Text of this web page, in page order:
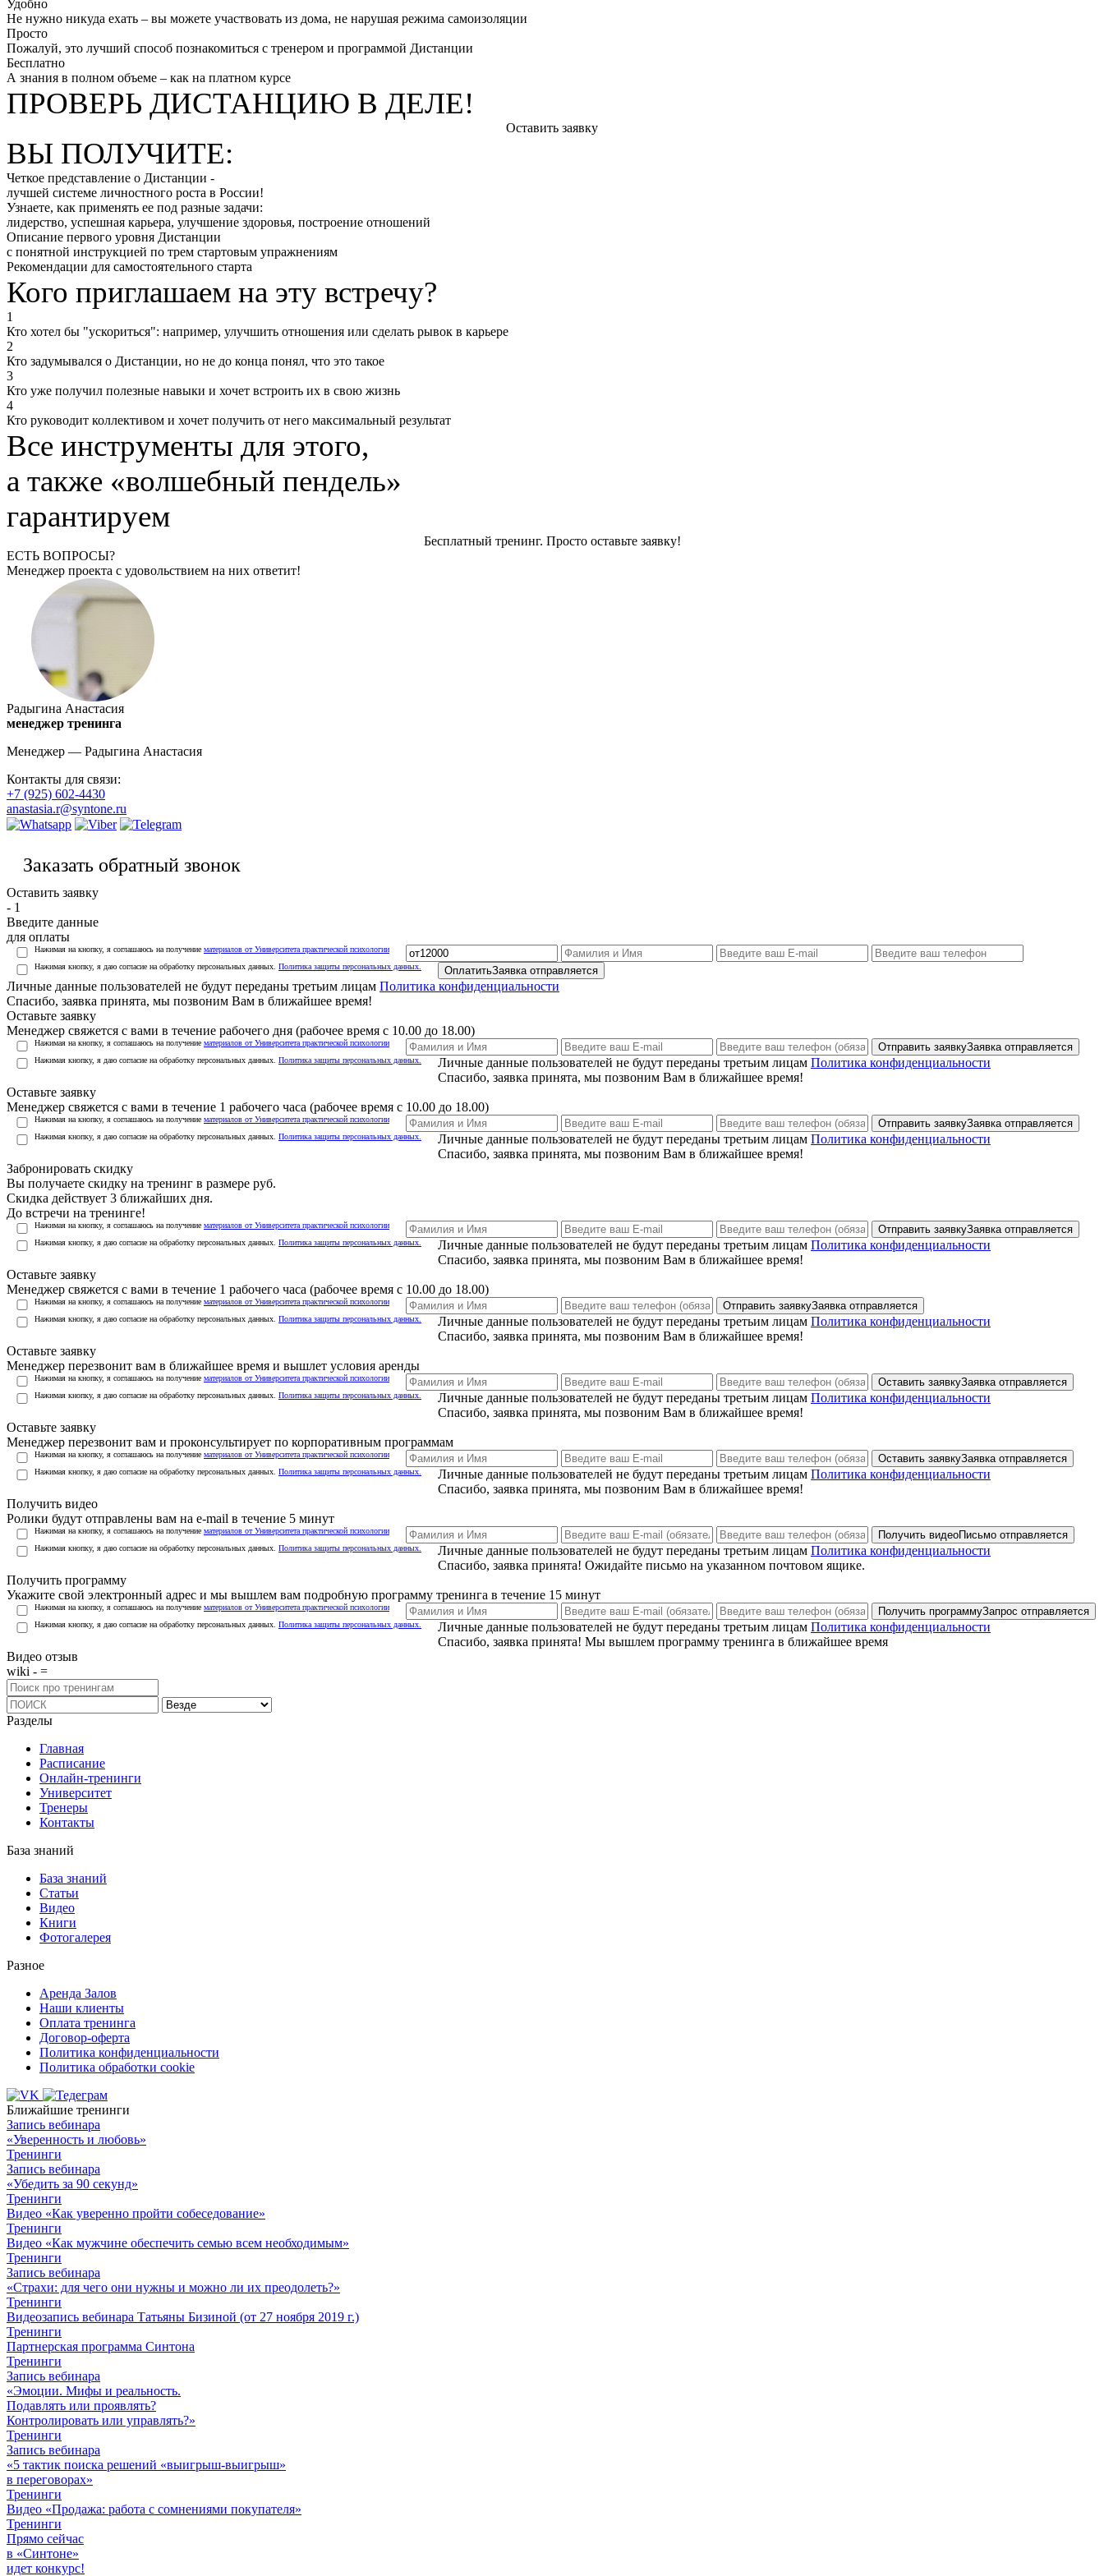
Удобно
Не нужно никуда ехать – вы можете участвовать из дома, не нарушая режима самоизоляции
Просто
Пожалуй, это лучший способ познакомиться с тренером и программой Дистанции
Бесплатно
А знания в полном объеме – как на платном курсе
ПРОВЕРЬ ДИСТАНЦИЮ В ДЕЛЕ!
Оставить заявку
ВЫ ПОЛУЧИТЕ:
Четкое представление о Дистанции -
лучшей системе личностного роста в России!
Узнаете, как применять ее под разные задачи:
лидерство, успешная карьера, улучшение здоровья, построение отношений
Описание первого уровня Дистанции
с понятной инструкцией по трем стартовым упражнениям
Рекомендации для самостоятельного старта
Кого приглашаем на эту встречу?
1
Кто хотел бы "ускориться": например, улучшить отношения или сделать рывок в карьере
2
Кто задумывался о Дистанции, но не до конца понял, что это такое
3
Кто уже получил полезные навыки и хочет встроить их в свою жизнь
4
Кто руководит коллективом и хочет получить от него максимальный результат
Все инструменты для этого,
а также «волшебный пендель»
гарантируем
Бесплатный тренинг. Просто оставьте заявку!
ЕСТЬ ВОПРОСЫ?
Менеджер проекта с удовольствием на них ответит!
Радыгина Анастасия
менеджер тренинга
Менеджер — Радыгина Анастасия
Контакты для связи:
+7 (925) 602-4430
anastasia.r@syntone.ru
Заказать обратный звонок
Оставить заявку
- 1
Введите данные
для оплаты
Нажимая на кнопку, я соглашаюсь на получение материалов от Университета практической психологии
Нажимая кнопку, я даю согласие на обработку персональных данных. Политика защиты персональных данных. ОплатитьЗаявка отправляется
Личные данные пользователей не будут переданы третьим лицам Политика конфиденциальности
Спасибо, заявка принята, мы позвоним Вам в ближайшее время!
Оставьте заявку
Менеджер свяжется с вами в течение рабочего дня (рабочее время с 10.00 до 18.00)
Нажимая на кнопку, я соглашаюсь на получение материалов от Университета практической психологии
Нажимая кнопку, я даю согласие на обработку персональных данных. Политика защиты персональных данных.
Отправить заявкуЗаявка отправляется
Личные данные пользователей не будут переданы третьим лицам Политика конфиденциальности
Спасибо, заявка принята, мы позвоним Вам в ближайшее время!
Оставьте заявку
Менеджер свяжется с вами в течение 1 рабочего часа (рабочее время с 10.00 до 18.00)
Нажимая на кнопку, я соглашаюсь на получение материалов от Университета практической психологии
Нажимая кнопку, я даю согласие на обработку персональных данных. Политика защиты персональных данных.
Отправить заявкуЗаявка отправляется
Личные данные пользователей не будут переданы третьим лицам Политика конфиденциальности
Спасибо, заявка принята, мы позвоним Вам в ближайшее время!
Забронировать скидку
Вы получаете скидку на тренинг в размере руб.
Скидка действует 3 ближайших дня.
До встречи на тренинге!
Нажимая на кнопку, я соглашаюсь на получение материалов от Университета практической психологии
Нажимая кнопку, я даю согласие на обработку персональных данных. Политика защиты персональных данных.
Отправить заявкуЗаявка отправляется
Личные данные пользователей не будут переданы третьим лицам Политика конфиденциальности
Спасибо, заявка принята, мы позвоним Вам в ближайшее время!
Оставьте заявку
Менеджер свяжется с вами в течение 1 рабочего часа (рабочее время с 10.00 до 18.00)
Нажимая на кнопку, я соглашаюсь на получение материалов от Университета практической психологии
Нажимая кнопку, я даю согласие на обработку персональных данных. Политика защиты персональных данных.
Отправить заявкуЗаявка отправляется
Личные данные пользователей не будут переданы третьим лицам Политика конфиденциальности
Спасибо, заявка принята, мы позвоним Вам в ближайшее время!
Оставьте заявку
Менеджер перезвонит вам в ближайшее время и вышлет условия аренды
Нажимая на кнопку, я соглашаюсь на получение материалов от Университета практической психологии
Нажимая кнопку, я даю согласие на обработку персональных данных. Политика защиты персональных данных.
Оставить заявкуЗаявка отправляется
Личные данные пользователей не будут переданы третьим лицам Политика конфиденциальности
Спасибо, заявка принята, мы позвоним Вам в ближайшее время!
Оставьте заявку
Менеджер перезвонит вам и проконсультирует по корпоративным программам
Нажимая на кнопку, я соглашаюсь на получение материалов от Университета практической психологии
Нажимая кнопку, я даю согласие на обработку персональных данных. Политика защиты персональных данных.
Оставить заявкуЗаявка отправляется
Личные данные пользователей не будут переданы третьим лицам Политика конфиденциальности
Спасибо, заявка принята, мы позвоним Вам в ближайшее время!
Получить видео
Ролики будут отправлены вам на e-mail в течение 5 минут
Нажимая на кнопку, я соглашаюсь на получение материалов от Университета практической психологии
Нажимая кнопку, я даю согласие на обработку персональных данных. Политика защиты персональных данных.
Получить видеоПисьмо отправляется
Личные данные пользователей не будут переданы третьим лицам Политика конфиденциальности
Спасибо, заявка принята! Ожидайте письмо на указанном почтовом ящике.
Получить программу
Укажите свой электронный адрес и мы вышлем вам подробную программу тренинга в течение 15 минут
Нажимая на кнопку, я соглашаюсь на получение материалов от Университета практической психологии
Нажимая кнопку, я даю согласие на обработку персональных данных. Политика защиты персональных данных.
Получить программуЗапрос отправляется
Личные данные пользователей не будут переданы третьим лицам Политика конфиденциальности
Спасибо, заявка принята! Мы вышлем программу тренинга в ближайшее время
Видео отзыв
wiki - =
Разделы
Главная
Расписание
Онлайн-тренинги
Университет
Тренеры
Контакты
База знаний
База знаний
Статьи
Видео
Книги
Фотогалерея
Разное
Аренда Залов
Наши клиенты
Оплата тренинга
Договор-оферта
Политика конфиденциальности
Политика обработки cookie
Ближайшие тренинги
Запись вебинара
«Уверенность и любовь»
Тренинги
Запись вебинара
«Убедить за 90 секунд»
Тренинги
Видео «Как уверенно пройти собеседование»
Тренинги
Видео «Как мужчине обеспечить семью всем необходимым»
Тренинги
Запись вебинара
«Страхи: для чего они нужны и можно ли их преодолеть?»
Тренинги
Видеозапись вебинара Татьяны Бизиной (от 27 ноября 2019 г.)
Тренинги
Партнерская программа Синтона
Тренинги
Запись вебинара
«Эмоции. Мифы и реальность.
Подавлять или проявлять?
Контролировать или управлять?»
Тренинги
Запись вебинара
«5 тактик поиска решений «выигрыш-выигрыш»
в переговорах»
Тренинги
Видео «Продажа: работа с сомнениями покупателя»
Тренинги
Прямо сейчас
в «Синтоне»
идет конкурс!